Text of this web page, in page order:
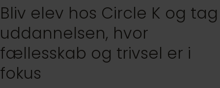
Bliv elev hos Circle K og tag
uddannelsen, hvor
fællesskab og trivsel er i
fokus